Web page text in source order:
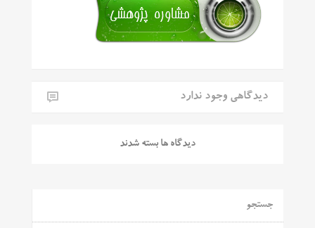
دیدگاهی وجود ندارد
دیدگاه ها بسته شدند
جستجو